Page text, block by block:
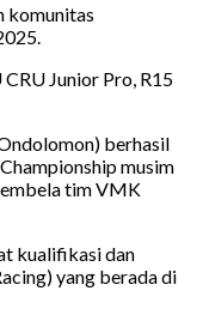
komunitas
Junior Pro, R15
berhasil
musim
tim VMK
kualifikasi dan
yang berada di